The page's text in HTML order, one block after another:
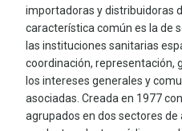
importadoras y distribuidoras
característica común es la de
las instituciones sanitarias
coordinación, representación,
los intereses generales y
asociadas. Creada en 1977
agrupados en dos sectores